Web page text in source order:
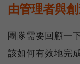
由管理者與
團隊需要回顧一
該如何有效地完